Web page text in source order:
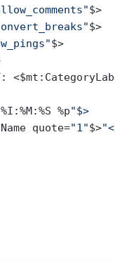
$>
$>
$>
%p"$>
quote="1"$>